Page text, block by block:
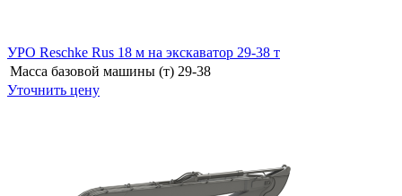
УРО Reschke Rus 18 м на экскаватор 29-38 т
Масса базовой машины (т) 29-38
Уточнить цену